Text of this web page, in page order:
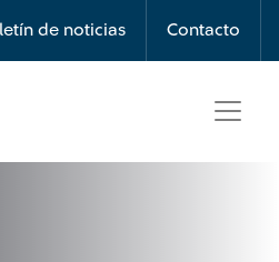
de noticias Contacto